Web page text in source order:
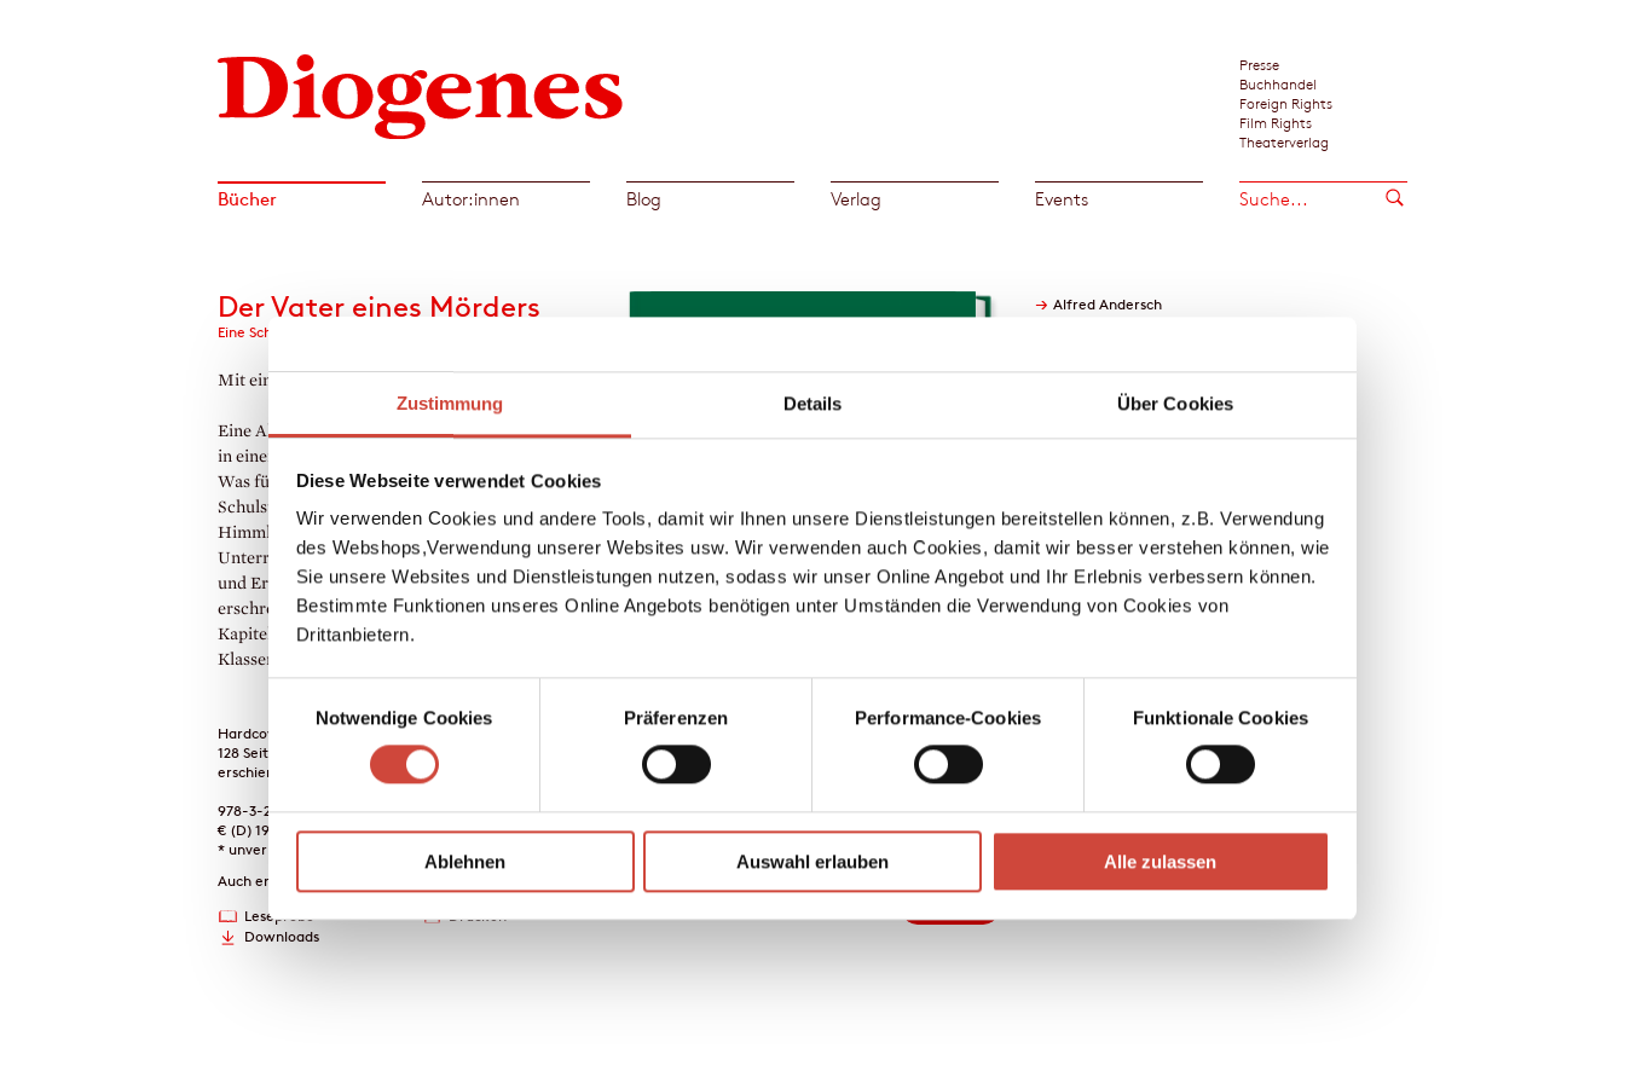
Zustimmung Details Über Cookies
Diese Webseite verwendet Cookies
Wir verwenden Cookies und andere Tools, damit wir Ihnen unsere Dienstleistungen bereitstellen können, z.B. Verwendung
des Webshops,Verwendung unserer Websites usw. Wir verwenden auch Cookies, damit wir besser verstehen können, wie
Sie unsere Websites und Dienstleistungen nutzen, sodass wir unser Online Angebot und Ihr Erlebnis verbessern können.
Bestimmte Funktionen unseres Online Angebots benötigen unter Umständen die Verwendung von Cookies von
Drittanbietern.
Notwendige Cookies
Präferenzen Performance-Cookies Funktionale Cookies
Ablehnen Auswahl erlauben Alle zulassen
Presse
Buchhandel
Foreign Rights
Film Rights
Theaterverlag
Bücher Autor:innen Blog Verlag Events
Download Bilddatei ↘
Der Vater eines Mörders
Eine Schulgeschichte
Mit einem Vorwort von Nora Bossong
Eine Altgriechisch-Stunde in der achten Klasse,
in einem Gymnasium, Ende der Zwanzigerjahre:
Was für den Schüler Franz Kien wie eine normale
Schulstunde beginnt, ufert aus, als Rektor
Himmler das Klassenzimmer betritt und der
Unterricht für Franz zur persönlichen Schikane
und Erniedrigung wird. Andersch zeigt in seinem
erschreckend aktuellen Text, wie das dunkelste
Kapitel deutscher Geschichte in den
Klassenzimmern seinen Anfang nahm.
Hardcover
128 Seiten
erschienen am 22. April 2026
978-3-257-07361-4
€ (D) 19.00 / sFr 26.00* / € (A) 19.60
* unverb. Preisempfehlung
Auch erhältlich als
Leseprobe
Downloads
Drucken
→ Alfred Andersch